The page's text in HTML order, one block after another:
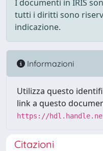
I documenti in IRIS
tutti i diritti sono
indicazione.
Informazioni
Utilizza questo
link a questo
https://
Citazioni